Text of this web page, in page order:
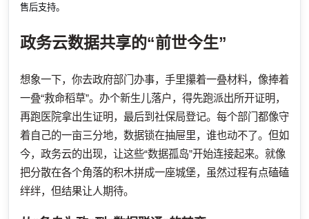
售后支持。
政务云数据共享的“前世今生”
想象一下，你去政府部门办事，手里攥着一叠材料，像捧着
一叠“救命稻草”。办个新生儿落户，得先跑派出所开证明，
再跑医院拿出生证明，最后到社保局登记。每个部门都像守
着自己的一亩三分地，数据锁在抽屉里，谁也动不了。但如
今，政务云的出现，让这些“数据孤岛”开始连接起来。就像
把分散在各个角落的积木拼成一座城堡，虽然过程有点磕磕
绊绊，但结果让人期待。